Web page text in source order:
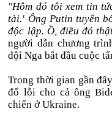
"Hôm đó tôi xem tin
tài.' Ông Putin tuyên
độc lập. Ồ, điều đó
người dẫn chương
đội Nga bắt đầu cuộc
Trong thời gian gần
đổ lỗi cho cả ông
chiến ở Ukraine.